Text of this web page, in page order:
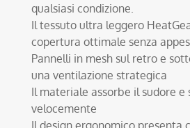
qualsiasi condizione.
Il tessuto ultra leggero
copertura ottimale senza
Pannelli in mesh sul retro e
una ventilazione strategica
Il materiale assorbe il sudore e
velocemente